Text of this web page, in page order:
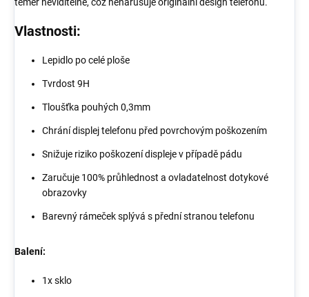
Vlastnosti:
Lepidlo po celé ploše
Tvrdost 9H
Tloušťka pouhých 0,3mm
Chrání displej telefonu před povrchovým poškozením
Snižuje riziko poškození displeje v případě pádu
Zaručuje 100% průhlednost a ovladatelnost dotykové
obrazovky
Barevný rámeček splývá s přední stranou telefonu
Balení:
1x sklo